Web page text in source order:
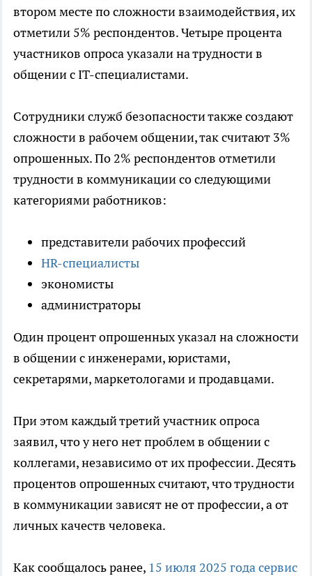
втором месте по сложности взаимодействия, их
отметили 5% респондентов. Четыре процента
участников опроса указали на трудности в
общении с IT-специалистами.
Сотрудники служб безопасности также создают
сложности в рабочем общении, так считают 3%
опрошенных. По 2% респондентов отметили
трудности в коммуникации со следующими
категориями работников:
представители рабочих профессий
HR-специалисты
экономисты
администраторы
Один процент опрошенных указал на сложности
в общении с инженерами, юристами,
секретарями, маркетологами и продавцами.
При этом каждый третий участник опроса
заявил, что у него нет проблем в общении с
коллегами, независимо от их профессии. Десять
процентов опрошенных считают, что трудности
в коммуникации зависят не от профессии, а от
личных качеств человека.
Как сообщалось ранее, 15 июля 2025 года сервис